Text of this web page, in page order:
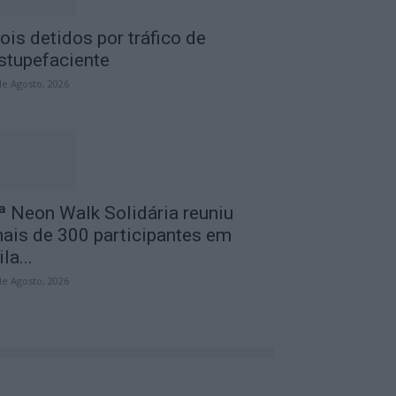
detidos por tráfico de
Agosto, 2026
Neon Walk Solidária reuniu
de 300 participantes em
Agosto, 2026